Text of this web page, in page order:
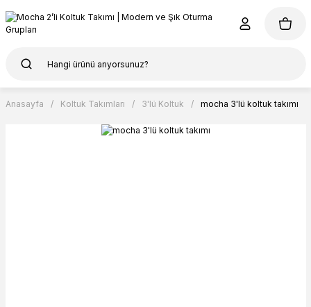
Anasayfa Koltuk Takımları 3'lü Koltuk mocha 3'lü koltuk takımı